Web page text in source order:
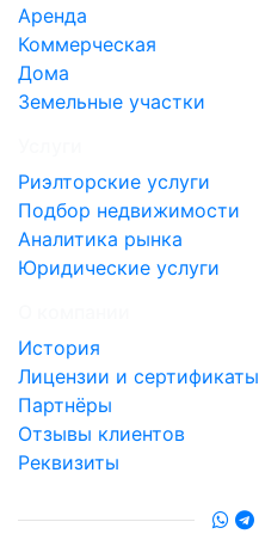
Аренда
Коммерческая
Дома
Земельные участки
Риэлторские услуги
Подбор недвижимости
Аналитика рынка
Юридические услуги
История
Лицензии и сертификаты
Партнёры
Отзывы клиентов
Реквизиты